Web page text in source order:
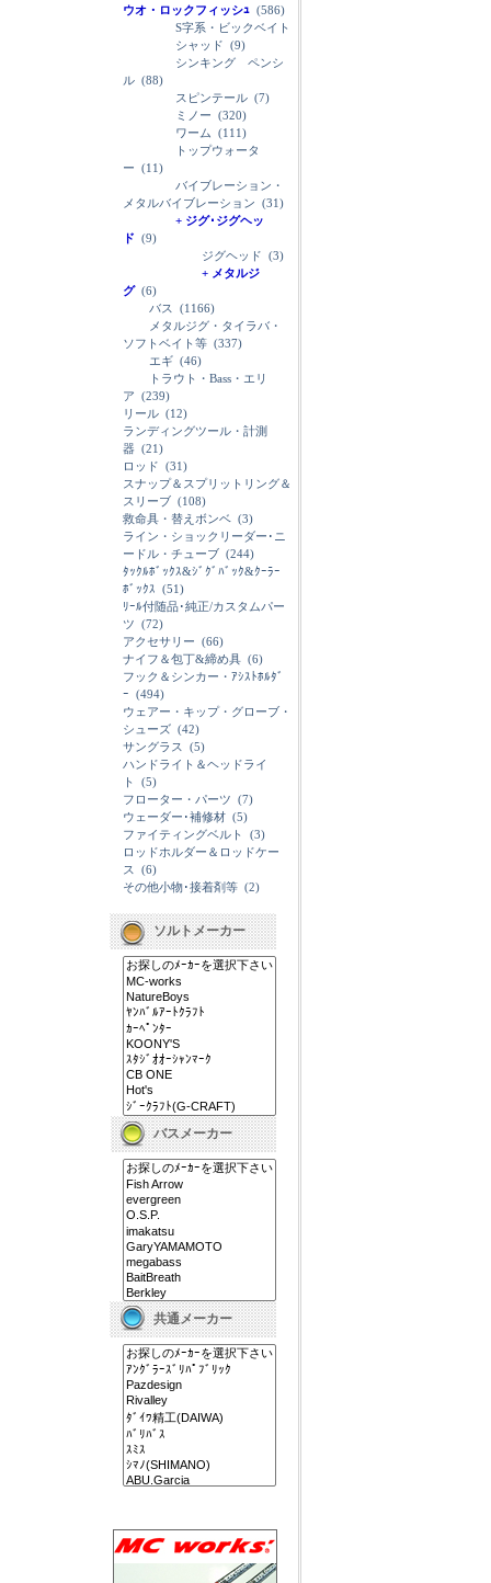
ウオ・ロックフィッシｭ (586)
S字系・ビックベイト
シャッド (9)
シンキング ペンシ
ル (88)
スピンテール (7)
ミノー (320)
ワーム (111)
トップウォータ
ー (11)
バイブレーション・
メタルバイブレーション (31)
+ ジグ･ジグヘッ
ド (9)
ジグヘッド (3)
+ メタルジ
グ(6)
バス
(1166)
メタルジグ・タイラバ・
ソフトベイト等 (337)
エギ (46)
トラウト・Bass・エリ
ア (239)
リール (12)
ランディングツール・計測
器 (21)
ロッド (31)
スナップ＆スプリットリング＆
スリーブ (108)
救命具・替えボンベ (3)
ライン・ショックリーダー･ニ
ードル・チューブ (244)
ﾀｯｸﾙﾎﾞｯｸｽ&ｼﾞｸﾞﾊﾞｯｸ&ｸｰﾗｰ
ﾎﾞｯｸｽ (51)
ﾘｰﾙ付随品･純正/カスタムパー
ツ (72)
アクセサリー (66)
ナイフ＆包丁&締め具 (6)
フック＆シンカー・ｱｼｽﾄﾎﾙﾀﾞ
ｰ (494)
ウェアー・キップ・グローブ・
シューズ (42)
サングラス
(5)
ハンドライト＆ヘッドライ
ト
(5)
フローター・パーツ (7)
ウェーダー･補修材 (5)
ファイティングベルト
(3)
ロッドホルダー＆ロッドケー
ス
(6)
その他小物･接着剤等 (2)
ソルトメーカー
バスメーカー
共通メーカー